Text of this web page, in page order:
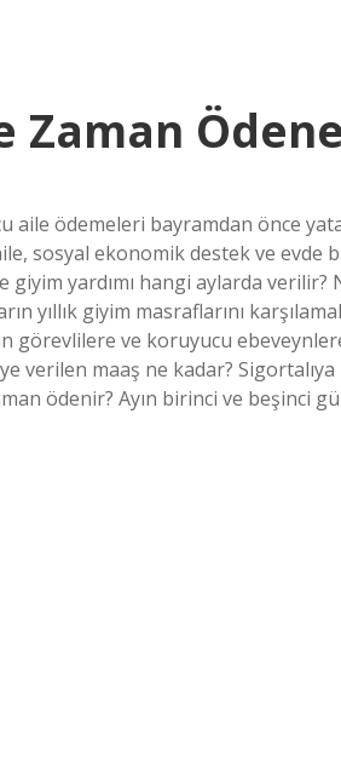
Zaman
aile ödemeleri bayramdan önce
sosyal ekonomik destek ve evde
giyim yardımı hangi aylarda verilir?
yıllık giyim masraflarını
görevlilere ve koruyucu
verilen maaş ne kadar?
ödenir? Ayın birinci ve beşinci